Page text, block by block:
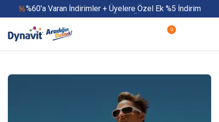
%60'a Varan İndirimler + Üyelere Özel Ek %5 İndirim
Yaz Boyu 500 TL ve Üzeri Ücretsiz Kargo
Yaza Özel Fırsatlar Başladı
0